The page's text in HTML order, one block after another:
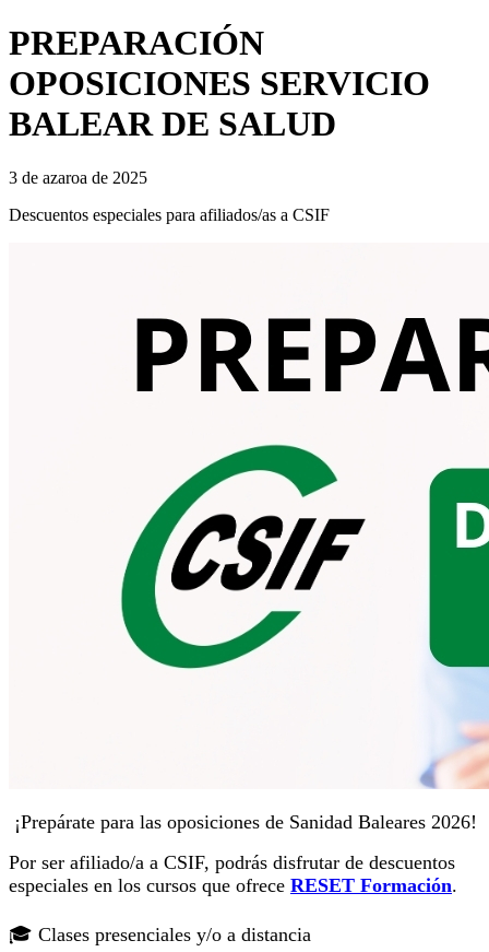
PREPARACIÓN
OPOSICIONES SERVICIO
BALEAR DE SALUD
3 de azaroa de 2025
Descuentos especiales para afiliados/as a CSIF
¡Prepárate para las oposiciones de Sanidad Baleares 2026!
Por ser afiliado/a a CSIF, podrás disfrutar de descuentos
especiales en los cursos que ofrece RESET Formación.
🎓 Clases presenciales y/o a distancia